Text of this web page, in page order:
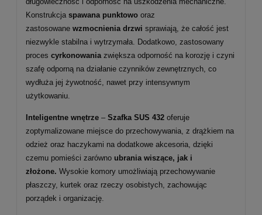
Konstrukcja spawana punktowo oraz
zastosowane wzmocnienia drzwi sprawiają, że całość jest
niezwykle stabilna i wytrzymała. Dodatkowo, zastosowany
proces cyrkonowaniazwiększa odporność na korozję i czyni
szafę odporną na działanie czynników zewnętrznych, co
wydłuża jej żywotność, nawet przy intensywnym
użytkowaniu.
Inteligentne wnętrze – Szafka SUS 432 oferuje
zoptymalizowane miejsce do przechowywania, z drążkiem na
odzież oraz haczykami na dodatkowe akcesoria, dzięki
czemu pomieści zarówno ubrania wiszące, jak i
złożone. Wysokie komory umożliwiają przechowywanie
płaszczy, kurtek oraz rzeczy osobistych, zachowując
porządek i organizację.